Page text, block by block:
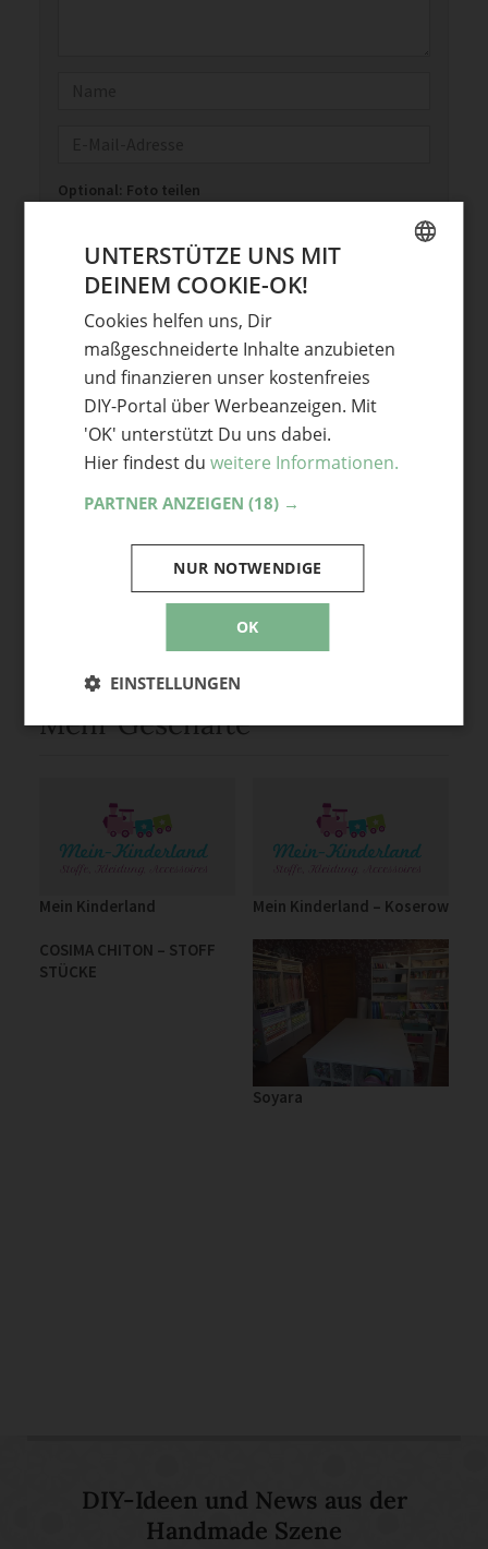
Optional: Foto teilen
Keine Datei ausgewählt
Maximale Dateigröße: 8 MB.
Erlaubt:Bild.
Diskussion
teile deine Meinung.
Mehr Geschäfte
Mein Kinderland Mein Kinderland – Koserow
COSIMA CHITON – STOFF
STÜCKE
Soyara
DIY-Ideen und News aus der
Handmade Szene
UNTERSTÜTZE UNS MIT
DEINEM COOKIE-OK!
Cookies helfen uns, Dir
maßgeschneiderte Inhalte anzubieten
und finanzieren unser kostenfreies
DIY-Portal über Werbeanzeigen. Mit
'OK' unterstützt Du uns dabei.
Hier findest du weitere Informationen.
PARTNER ANZEIGEN (18) →
OK
NUR NOTWENDIGE
EINSTELLUNGEN